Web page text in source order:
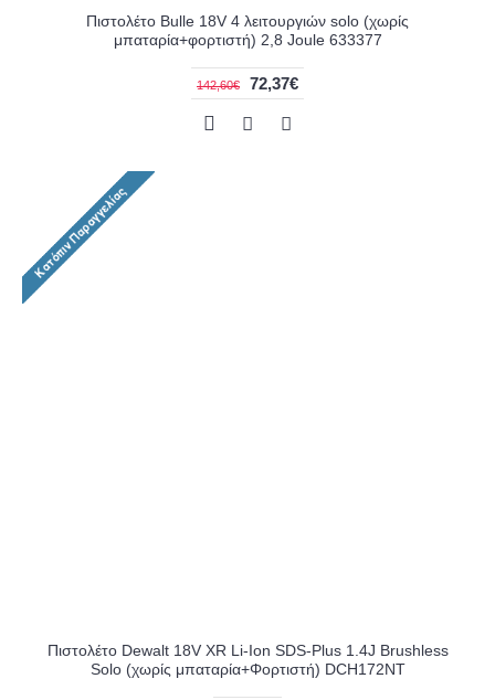
Πιστολέτο Bulle 18V 4 λειτουργιών solo (χωρίς
μπαταρία+φορτιστή) 2,8 Joule 633377
142,60€ 72,37€
Πιστολέτο Dewalt 18V XR Li-Ion SDS-Plus 1.4J Brushless
Solo (χωρίς μπαταρία+Φορτιστή) DCH172NT